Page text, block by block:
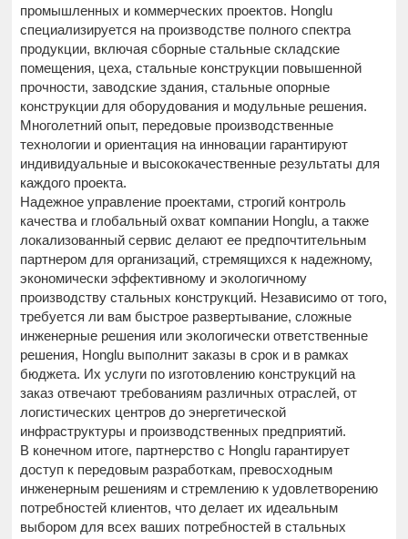
промышленных и коммерческих проектов. Honglu
специализируется на производстве полного спектра
продукции, включая сборные стальные складские
помещения, цеха, стальные конструкции повышенной
прочности, заводские здания, стальные опорные
конструкции для оборудования и модульные решения.
Многолетний опыт, передовые производственные
технологии и ориентация на инновации гарантируют
индивидуальные и высококачественные результаты для
каждого проекта.
Надежное управление проектами, строгий контроль
качества и глобальный охват компании Honglu, а также
локализованный сервис делают ее предпочтительным
партнером для организаций, стремящихся к надежному,
экономически эффективному и экологичному
производству стальных конструкций. Независимо от того,
требуется ли вам быстрое развертывание, сложные
инженерные решения или экологически ответственные
решения, Honglu выполнит заказы в срок и в рамках
бюджета. Их услуги по изготовлению конструкций на
заказ отвечают требованиям различных отраслей, от
логистических центров до энергетической
инфраструктуры и производственных предприятий.
В конечном итоге, партнерство с Honglu гарантирует
доступ к передовым разработкам, превосходным
инженерным решениям и стремлению к удовлетворению
потребностей клиентов, что делает их идеальным
выбором для всех ваших потребностей в стальных